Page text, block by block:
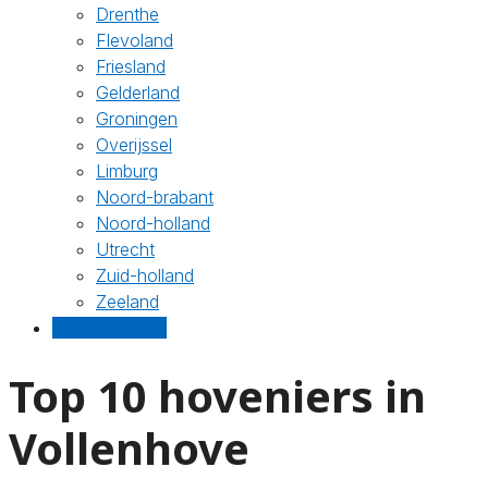
Drenthe
Flevoland
Friesland
Gelderland
Groningen
Overijssel
Limburg
Noord-brabant
Noord-holland
Utrecht
Zuid-holland
Zeeland
Top 10 hoveniers in
Vollenhove